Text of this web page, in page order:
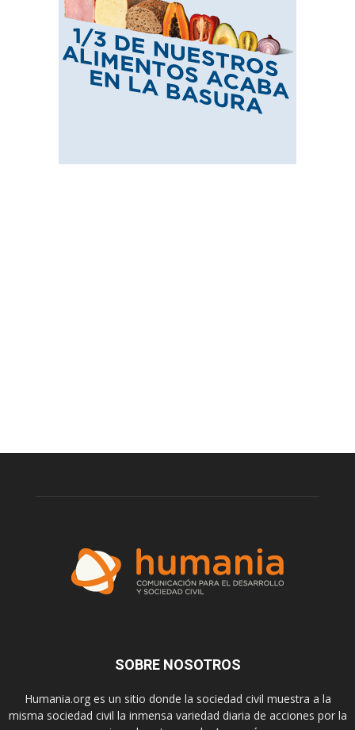
SOBRE NOSOTROS
Humania.org es un sitio donde la sociedad civil muestra a la
misma sociedad civil la inmensa variedad diaria de acciones por la